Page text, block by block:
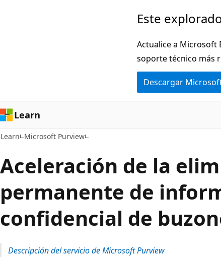
Este
Actualice a Microsoft
soporte técnico más
Descargar
Learn
Learn Microsoft Purview
Aceleración de la
permanente de
confidencial de
Descripción del servicio de Microsoft Purview